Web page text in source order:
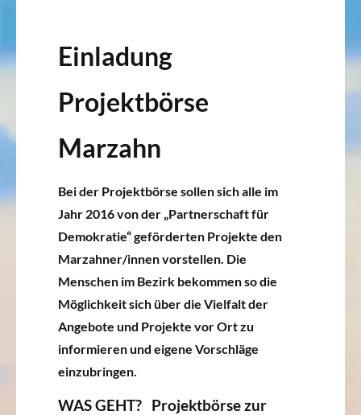
Einladung
Projektbörse
Marzahn
Bei der Projektbörse sollen sich alle im
Jahr 2016 von der „Partnerschaft für
Demokratie“ geförderten Projekte den
Marzahner/innen vorstellen. Die
Menschen im Bezirk bekommen so die
Möglichkeit sich über die Vielfalt der
Angebote und Projekte vor Ort zu
informieren und eigene Vorschläge
einzubringen.
WAS GEHT? Projektbörse zur